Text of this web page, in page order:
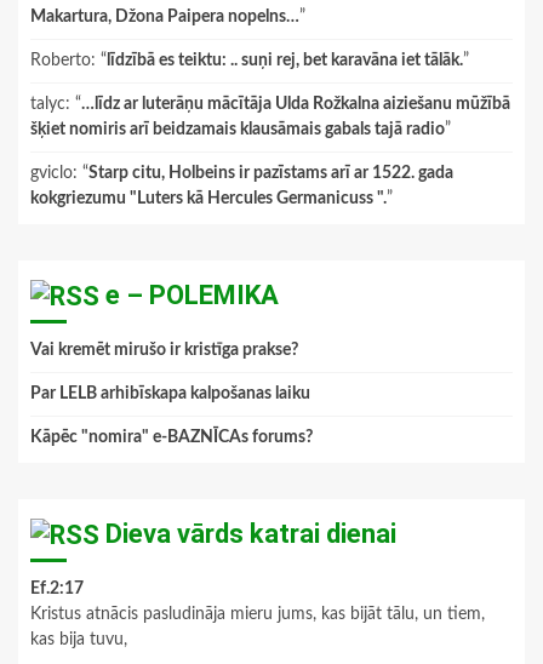
Makartura, Džona Paipera nopelns…”
Roberto: “ līdzībā es teiktu: .. suņi rej, bet karavāna iet tālāk.”
talyc: “…līdz ar luterāņu mācītāja Ulda Rožkalna aiziešanu mūžībā
šķiet nomiris arī beidzamais klausāmais gabals tajā radio”
gviclo: “Starp citu, Holbeins ir pazīstams arī ar 1522. gada
kokgriezumu "Luters kā Hercules Germanicuss ".”
e – POLEMIKA
Vai kremēt mirušo ir kristīga prakse?
Par LELB arhibīskapa kalpošanas laiku
Kāpēc "nomira" e-BAZNĪCAs forums?
Dieva vārds katrai dienai
Ef.2:17
Kristus atnācis pasludināja mieru jums, kas bijāt tālu, un tiem,
kas bija tuvu,